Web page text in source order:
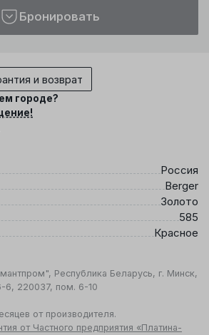
Бронировать
и возврат
городе?
Россия
Berger
Золото
585
Красное
Республика Беларусь, г. Минск,
6, 220037, пом. 6-10
от производителя.
от Частного предприятия «Платина-